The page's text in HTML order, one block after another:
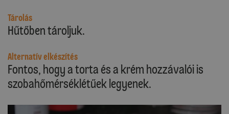
Tárolás
Hűtőben tároljuk.
Alternatív elkészítés
Fontos, hogy a torta és a krém hozzávalói is
szobahőmérséklétűek legyenek.